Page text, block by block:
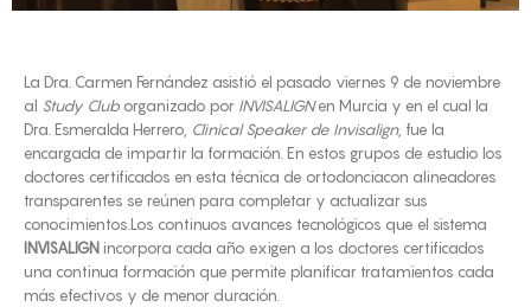
La Dra. Carmen Fernández asistió el pasado viernes 9 de noviembre
al Study Club organizado por INVISALIGNen Murcia y en el cual la
Dra. Esmeralda Herrero, Clinical Speaker de Invisalign, fue la
encargada de impartir la formación. En estos grupos de estudio los
doctores certificados en esta técnica de ortodonciacon alineadores
transparentes se reúnen para completar y actualizar sus
conocimientos.Los continuos avances tecnológicos que el sistema
INVISALIGN incorpora cada año exigen a los doctores certificados
una continua formación que permite planificar tratamientos cada
más efectivos y de menor duración.